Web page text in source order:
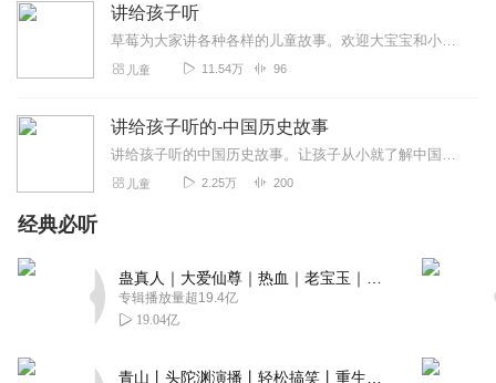
讲给孩子听
草莓为大家讲各种各样的儿童故事。欢迎大宝宝和小宝宝收听，喜欢就订阅吧。o(*￣3￣)o
儿童 11.54万 96
讲给孩子听的-中国历史故事
讲给孩子听的中国历史故事。让孩子从小就了解中国文化、历史、了解中国的上下五千年。
儿童 2.25万 200
经典必听
专辑播放量超19.4亿
19.04亿